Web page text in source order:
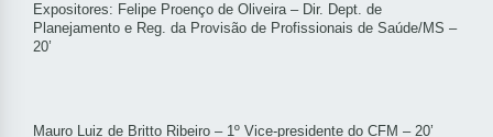
Expositores: Felipe Proenço de Oliveira – Dir. Dept. de
Planejamento e Reg. da Provisão de Profissionais de Saúde/MS –
20’
Mauro Luiz de Britto Ribeiro – 1º Vice-presidente do CFM – 20’